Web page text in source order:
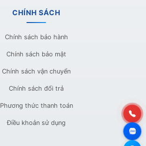
CHÍNH SÁCH
Chính sách bảo hành
Chính sách bảo mật
Chính sách vận chuyển
Chính sách đổi trả
Phương thức thanh toán
Điều khoản sử dụng